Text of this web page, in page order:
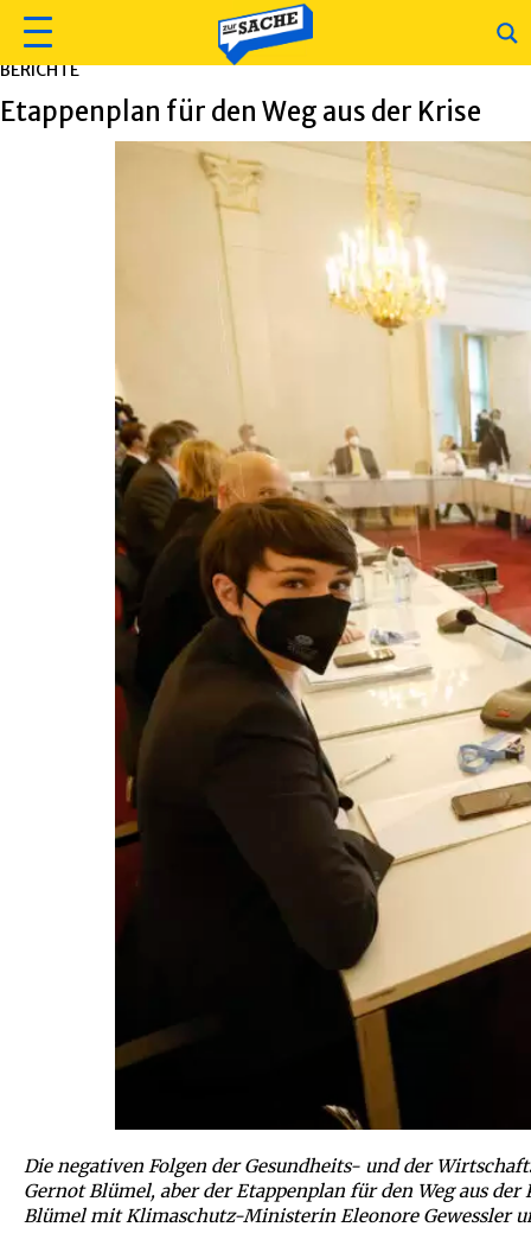
BERICHTE
Etappenplan für den Weg aus der Krise
Die negativen Folgen der Gesundheits- und der
Gernot Blümel, aber der Etappenplan für den Weg aus
Blümel mit Klimaschutz-Ministerin Eleonore Gewessler